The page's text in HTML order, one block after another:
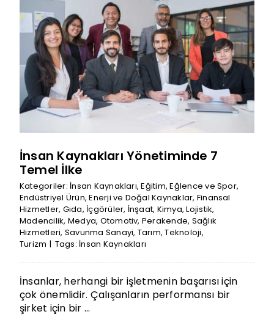
İnsan Kaynakları Yönetiminde 7
Temel İlke
Kategoriler: İnsan Kaynakları,Eğitim,Eğlence ve Spor,
Endüstriyel Ürün,Enerji ve Doğal Kaynaklar, Finansal
Hizmetler, Gıda, İçgörüler, İnşaat, Kimya,Lojistik,
Madencilik, Medya, Otomotiv, Perakende, Sağlık
Hizmetleri, Savunma Sanayi, Tarım,Teknoloji,
Turizm | Tags: İnsan Kaynakları
İnsanlar, herhangi bir işletmenin başarısı için
çok önemlidir. Çalışanların performansı bir
şirket için bir ...